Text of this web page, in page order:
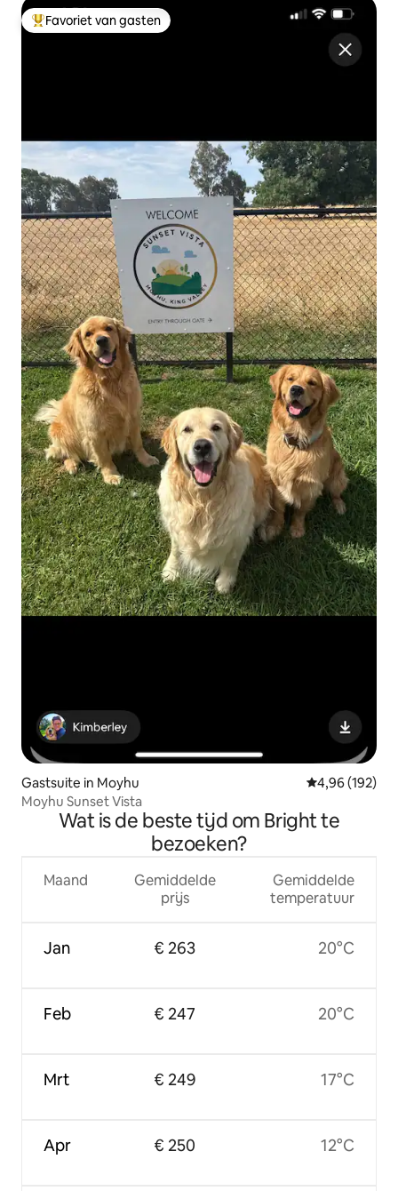
Topfavoriet van gasten
Favoriet van gasten
Gastsuite in Moyhu Gemiddelde
4,96 (192)
Moyhu Sunset Vista
Wat is de beste tijd om Bright te
bezoeken?
Maand
Jan
Feb
Mrt
Apr
Gemiddelde
prijs
€ 263
€ 247
€ 249
€ 250
Gemiddelde
temperatuur
20°C
20°C
17°C
12°C